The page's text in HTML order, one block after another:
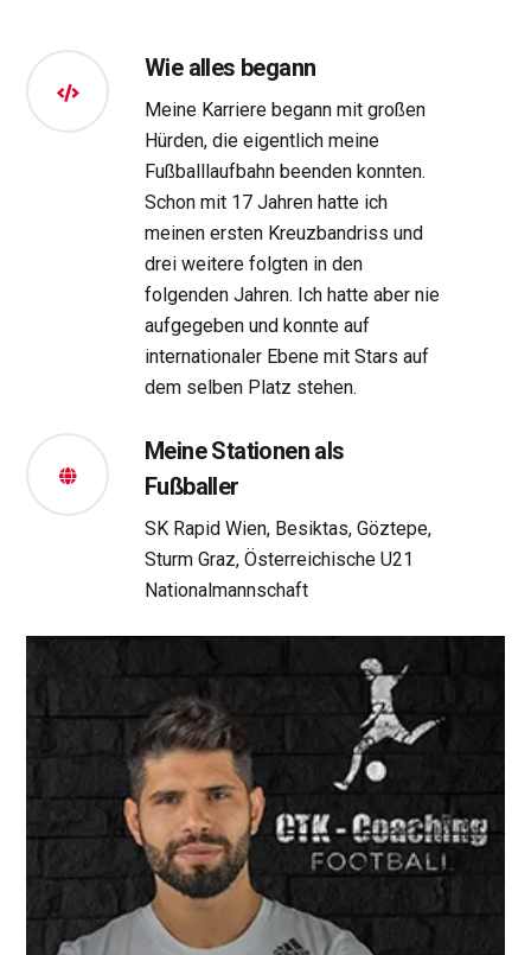
Wie alles begann
Meine Karriere begann mit großen
Hürden, die eigentlich meine
Fußballlaufbahn beenden konnten.
Schon mit 17 Jahren hatte ich
meinen ersten Kreuzbandriss und
drei weitere folgten in den
folgenden Jahren. Ich hatte aber nie
aufgegeben und konnte auf
internationaler Ebene mit Stars auf
dem selben Platz stehen.
Meine Stationen als
Fußballer
SK Rapid Wien, Besiktas, Göztepe,
Sturm Graz, Österreichische U21
Nationalmannschaft